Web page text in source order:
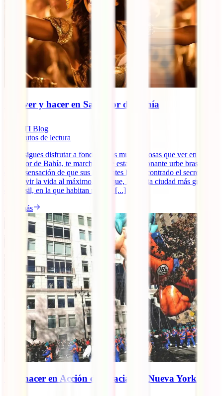
Qué ver y hacer en Salvador de Bahía
IATI Blog
minutos de lectura
Si consigues disfrutar a fondo de las muchas cosas que ver en
Salvador de Bahía, te marcharás de esta apasionante urbe brasileña
con la sensación de que sus habitantes han encontrado el secreto
para vivir la vida al máximo. Y es que, la cuarta ciudad más grande
de Brasil, en la que habitan más de [...]
Leer más
Qué hacer en Acción de Gracias en Nueva York